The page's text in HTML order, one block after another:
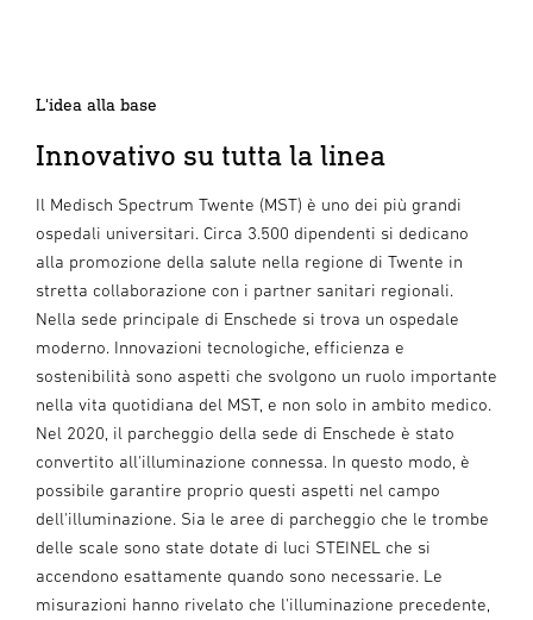
L'idea alla base
Innovativo su tutta la linea
Il Medisch Spectrum Twente (MST) è uno dei più grandi
ospedali universitari. Circa 3.500 dipendenti si dedicano
alla promozione della salute nella regione di Twente in
stretta collaborazione con i partner sanitari regionali.
Nella sede principale di Enschede si trova un ospedale
moderno. Innovazioni tecnologiche, efficienza e
sostenibilità sono aspetti che svolgono un ruolo importante
nella vita quotidiana del MST, e non solo in ambito medico.
Nel 2020, il parcheggio della sede di Enschede è stato
convertito all'illuminazione connessa. In questo modo, è
possibile garantire proprio questi aspetti nel campo
dell'illuminazione. Sia le aree di parcheggio che le trombe
delle scale sono state dotate di luci STEINEL che si
accendono esattamente quando sono necessarie. Le
misurazioni hanno rivelato che l'illuminazione precedente,